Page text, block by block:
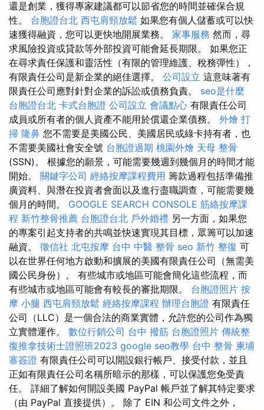
還是創業，獲得專家建議都可以節省您的時間並確保合規
性。 台胞證台北 西屯肩頸放鬆 如果您有個人儲蓄或可以快
速獲得融資，您可以更快地開展業務。 家事服務 然而，尋
求風險投資或貸款等外部投資可能會延長期限。 如果您正
在尋求責任保護和靈活性（有限的管理維護、稅務彈性），
有限責任公司是新企業的絕佳選擇。 公司設立 這意味著有
限責任公司應對針對企業的訴訟或債務負責。 seo是什麼
台胞證台北 卡式台胞證 公司設立 會議點心 有限責任公司
成員或所有者的個人資產不能用於償還企業債務。 外燴 打
掃 隆鼻 您不需要是美國公民、美國居民或綠卡持有者，也
不需要美國社會安全號 台胞證過期 桃園外燴 天母 整骨
(SSN)。 根據您的願景，可能需要幾週到幾個月的時間才能
開始。 關鍵字公司 經絡按摩課程費用 籌款過程包括準備推
廣資料、與潛在投資者會面以及進行盡職調查，可能需要幾
個月的時間。 GOOGLE SEARCH CONSOLE 筋絡按摩課
程 新竹整骨推薦 台胞證台北 戶外婚禮 另一方面，如果您
的專案引起支持者的共鳴並快速實現其目標，眾籌可以加速
融資。 徵信社 北屯按摩 台中 中醫 整骨 seo 新竹 整復 可
以在世界任何地方啟動和擴展的美國有限責任公司（無需美
國公民身份）。 有些城市或地區可能會簡化這些流程，而
有些城市或地區可能會有較長的審批期限。 台胞證照片 按
摩 小腿 西屯肩頸放鬆 經絡按摩課程 辦理台胞證 有限責任
公司（LLC）是一個合法的商業實體，允許您的公司作為獨
立實體運作。 數位行銷公司 台中 撥筋 台胞證照片 傳統整
復推拿技術士證照班2023 google seo教學 台中 整骨 柬埔
寨簽證 有限責任公司可以開設銀行帳戶、接受付款，並且
正如有限責任公司名稱所暗示的那樣，可以保護您免受責
任。 詳細了解如何開設美國 PayPal 帳戶並了解其特定要求
（由 PayPal 直接提供）。 除了 EIN 和公司文件之外，